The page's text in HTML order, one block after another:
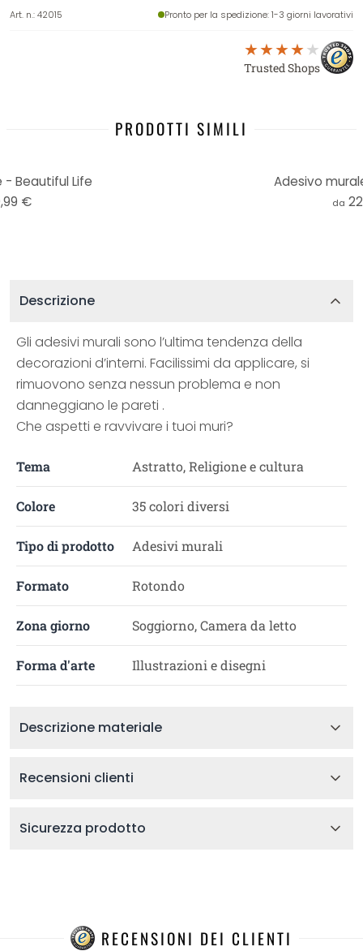
Art. n.:42015 Pronto per la spedizione: 1-3 giorni lavorativi
Trusted Shops
PRODOTTI SIMILI
- Beautiful Life
€
Adesivo
da
Descrizione
Gli adesivi murali sono l’ultima tendenza della
decorazioni d’interni. Facilissimi da applicare, si
rimuovono senza nessun problema e non
danneggiano le pareti .
Che aspetti e ravvivare i tuoi muri?
Tema Astratto, Religione e cultura
Colore 35 colori diversi
Tipo di prodotto Adesivi murali
Formato Rotondo
Zona giorno Soggiorno, Camera da letto
Forma d'arte Illustrazioni e disegni
Descrizione materiale
Recensioni clienti
Sicurezza prodotto
RECENSIONI DEI CLIENTI